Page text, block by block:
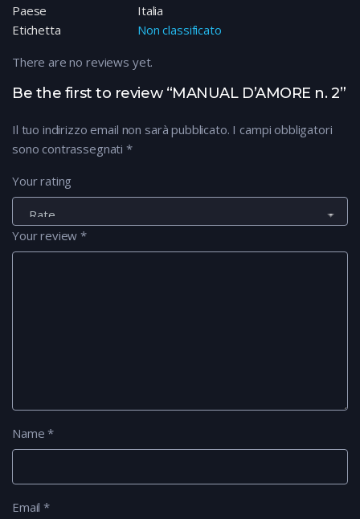
Paese
Italia
Etichetta
Non classificato
Be the first to review “MANUAL D’AMORE n. 2”
Il tuo indirizzo email non sarà pubblicato. I campi obbligatori
sono contrassegnati *
Your rating
Your review*
Name*
Email*
There are no reviews yet.